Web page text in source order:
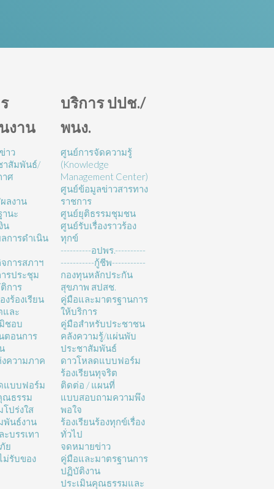
งาน
าว
าสัมพันธ์/
าศ
ลงาน
นะ
น
การดำเนิน
การสภาฯ
รประชุม
การ
งร้องเรียน
และ
ชอบ
ตอนการ
ความภาค
แบบฟอร์ม
ณธรรม
ปร่งใส
พันธ์งาน
บรรเทา
ย
ม่รับของ
บริการ ปปช./
พนง.
ศูนย์การจัดความรู้
(Knowledge
Management Center)
ศูนย์ข้อมูลข่าวสารทาง
ราชการ
ศูนย์ยุติธรรมชุมชน
ศูนย์รับเรื่องราวร้อง
ทุกข์
----------อปพร.----------
-----------กู้ชีพ-----------
กองทุนหลักประกัน
สุขภาพ สปสช.
คู่มือและมาตรฐานการ
ให้บริการ
คู่มือสำหรับประชาชน
คลังความรู้/แผ่นพับ
ประชาสัมพันธ์
ดาวโหลดแบบฟอร์ม
ร้องเรียนทุจริต
ติดต่อ / แผนที่
แบบสอบถามความพึง
พอใจ
ร้องเรียนร้องทุกข์เรื่อง
ทั่วไป
จดหมายข่าว
คู่มือและมาตรฐานการ
ปฏิบัติงาน
ประเมินคุณธรรมและ